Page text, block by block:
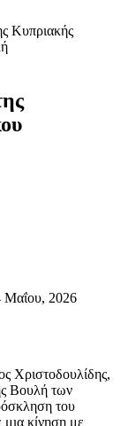
Κυπριακής
Μαΐου, 2026
Χριστοδουλίδης,
Βουλή των
του
κίνηση με